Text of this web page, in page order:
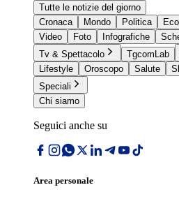
Tutte le notizie del giorno
Cronaca
Mondo Politica
Video
Foto Infografiche
Tv & Spettacolo
TgcomLab
Lifestyle
Oroscopo Salute
Speciali
Chi siamo
Seguici anche su
Area personale